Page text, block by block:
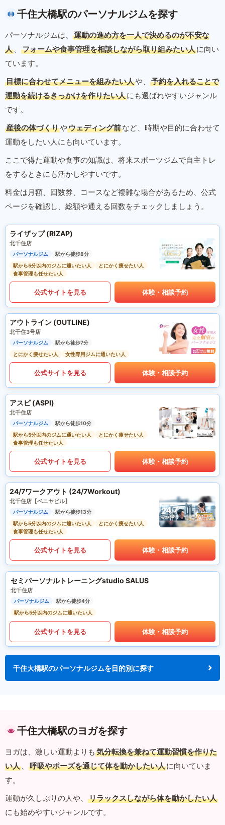
千住大橋駅のパーソナルジムを探す
パーソナルジムは、
運動の進め方を一人で決めるのが不安な
人 、 フォームや食事管理を相談しながら取り組みたい人に向い
ています。
目標に合わせてメニューを組みたい人や、
予約を入れることで
運動を続けるきっかけを作りたい人にも選ばれやすいジャンル
です。
産後の体づくりやウェディング前など、時期や目的に合わせて
運動をしたい人にも向いています。
ここで得た運動や食事の知識は、将来スポーツジムで自主トレ
をするときにも活かしやすいです。
料金は月額、回数券、コースなど複雑な場合があるため、公式
ページを確認し、総額や通える回数をチェックしましょう。
ライザップ (RIZAP)
北千住店
パーソナルジム
駅から徒歩8分
駅から5分以内のジムに通いたい人
とにかく痩せたい人
食事管理も任せたい人
公式サイトを見る 体験・相談予約
アウトライン (OUTLINE)
北千住3号店
パーソナルジム
駅から徒歩7分
とにかく痩せたい人
女性専用ジムに通いたい人
公式サイトを見る 体験・相談予約
アスピ (ASPI)
北千住店
パーソナルジム
駅から徒歩10分
駅から5分以内のジムに通いたい人
とにかく痩せたい人
食事管理も任せたい人
公式サイトを見る 体験・相談予約
24/7ワークアウト (24/7Workout)
北千住店【ベニヤビル】
パーソナルジム
駅から徒歩13分
駅から5分以内のジムに通いたい人
とにかく痩せたい人
食事管理も任せたい人
公式サイトを見る 体験・相談予約
セミパーソナルトレーニングstudio SALUS
北千住店
パーソナルジム
駅から徒歩4分
駅から5分以内のジムに通いたい人
公式サイトを見る 体験・相談予約
千住大橋駅のパーソナルジムを目的別に探す
千住大橋駅のヨガを探す
ヨガは、激しい運動よりも 気分転換を兼ねて運動習慣を作りた
い人 、 呼吸やポーズを通じて体を動かしたい人に向いていま
す。
運動が久しぶりの人や、
リラックスしながら体を動かしたい人
にも始めやすいジャンルです。